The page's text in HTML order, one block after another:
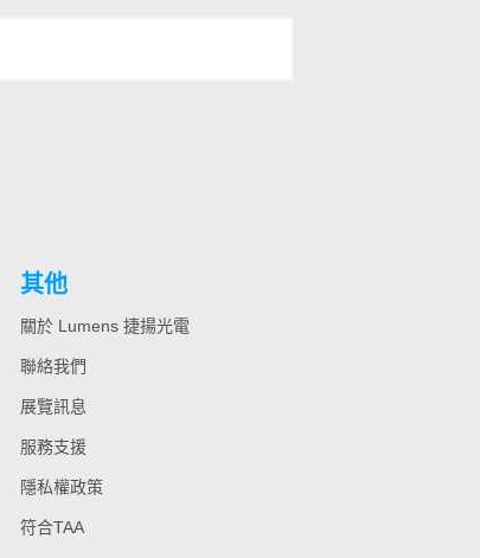
其他
關於 Lumens 捷揚光電
聯絡我們
展覽訊息
服務支援
隱私權政策
符合TAA